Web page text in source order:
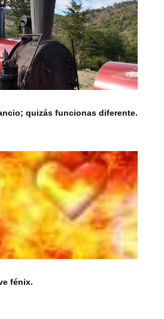
quizás funcionas diferente.
fénix.